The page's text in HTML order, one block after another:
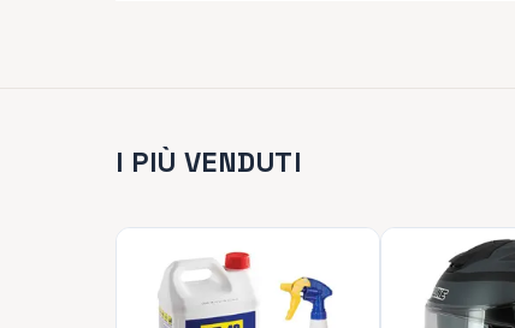
I PIÙ VENDUTI